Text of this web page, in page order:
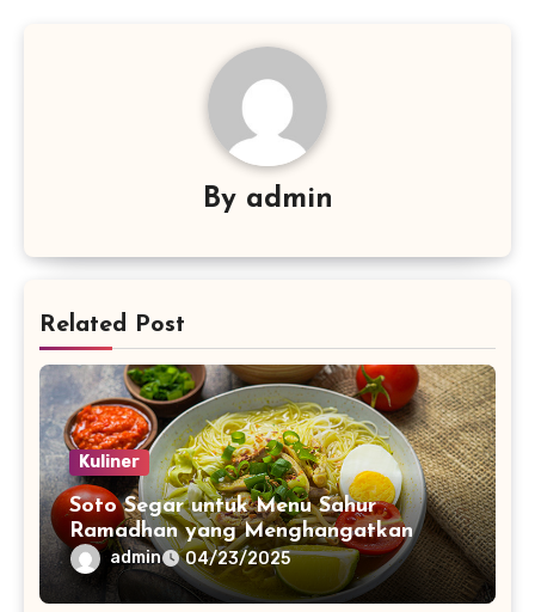
By admin
Related Post
Kuliner
Soto Segar untuk Menu Sahur
Ramadhan yang Menghangatkan
admin 04/23/2025